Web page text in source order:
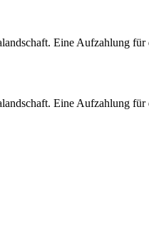
Eine Aufzahlung
Eine Aufzahlung